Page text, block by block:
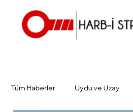
Tüm Haberler Uydu ve Uzay